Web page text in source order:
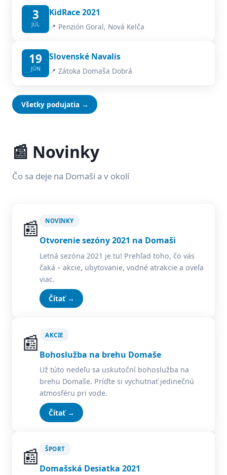
3
JÚL
KidRace 2021
📍 Penzión Goral, Nová Kelča
19
JÚN
Slovenské Navalis
📍 Zátoka Domaša Dobrá
Všetky podujatia →
📰 Novinky
Čo sa deje na Domaši a v okolí
📰 NOVINKY
Otvorenie sezóny 2021 na Domaši
Letná sezóna 2021 je tu! Prehľad toho, čo vás
čaká – akcie, ubytovanie, vodné atrakcie a oveľa
viac.
Čítať →
📰 AKCIE
Bohoslužba na brehu Domaše
Už túto nedeľu sa uskutoční bohoslužba na
brehu Domaše. Príďte si vychutnať jedinečnú
atmosféru pri vode.
Čítať →
📰 ŠPORT
Domašská Desiatka 2021